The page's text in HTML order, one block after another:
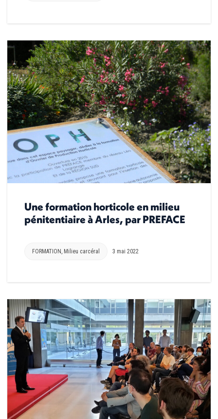
Une formation horticole en milieu
pénitentiaire à Arles, par PREFACE
FORMATION , Milieu carcéral 3 mai 2022